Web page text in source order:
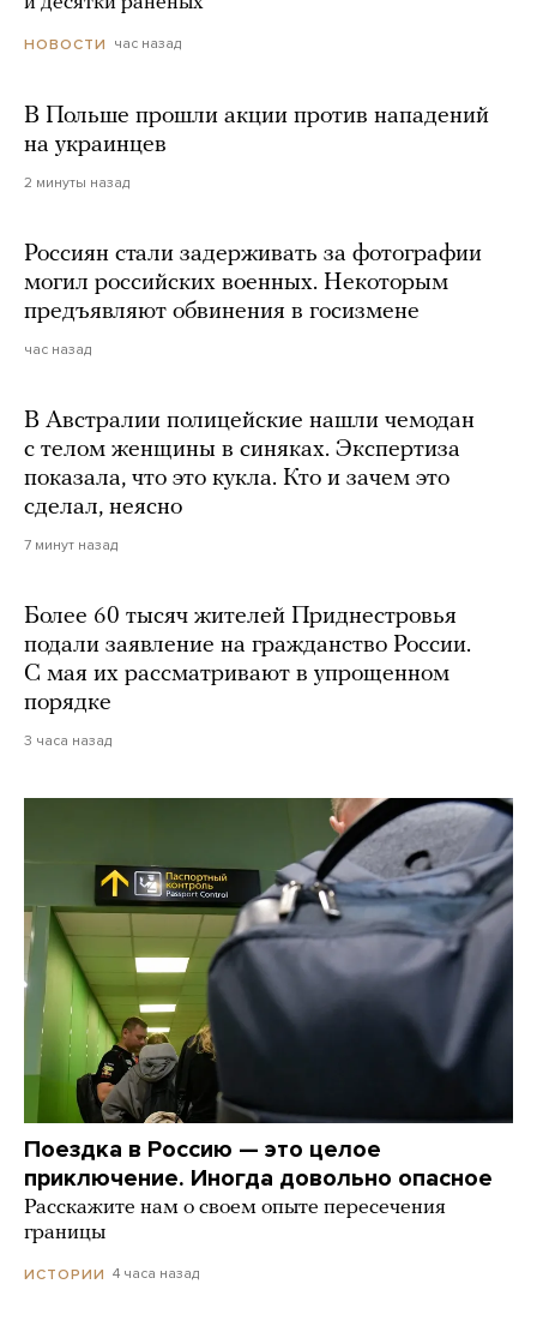
НОВОСТИ час назад
В Польше прошли акции против нападений
на украинцев
2 минуты назад
Россиян стали задерживать за фотографии
могил российских военных. Некоторым
предъявляют обвинения в госизмене
час назад
В Австралии полицейские нашли чемодан
с телом женщины в синяках. Экспертиза
показала, что это кукла. Кто и зачем это
сделал, неясно
7 минут назад
Более 60 тысяч жителей Приднестровья
подали заявление на гражданство России.
С мая их рассматривают в упрощенном
порядке
3 часа назад
Поездка в Россию — это целое
приключение. Иногда довольно опасное
Расскажите нам о своем опыте пересечения
границы
ИСТОРИИ 4 часа назад